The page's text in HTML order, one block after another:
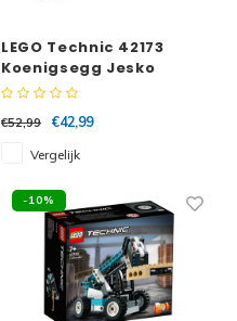
LEGO Technic 42173
Koenigsegg Jesko
Absolut grijze hypercar
€52,99
€42,99
Vergelijk
-10%